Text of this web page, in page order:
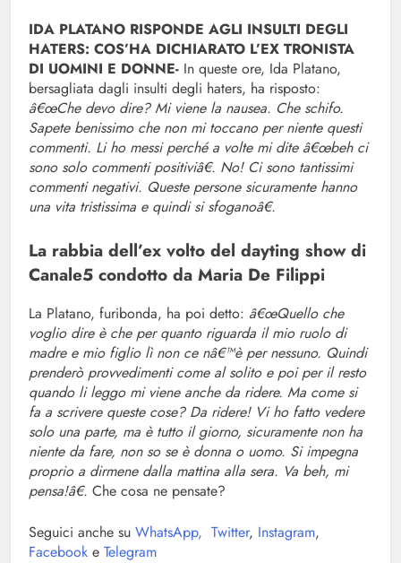
IDA PLATANO RISPONDE AGLI INSULTI DEGLI
HATERS: COS’HA DICHIARATO L’EX TRONISTA
DI UOMINI E DONNE- In queste ore, Ida Platano,
bersagliata dagli insulti degli haters, ha risposto:
â€œChe devo dire? Mi viene la nausea. Che schifo.
Sapete benissimo che non mi toccano per niente questi
commenti. Li ho messi perché a volte mi dite â€œbeh ci
sono solo commenti positiviâ€. No! Ci sono tantissimi
commenti negativi. Queste persone sicuramente hanno
una vita tristissima e quindi si sfoganoâ€.
La rabbia dell’ex volto del dayting show di
Canale5 condotto da Maria De Filippi
La Platano, furibonda, ha poi detto: â€œQuello che
voglio dire è che per quanto riguarda il mio ruolo di
madre e mio figlio lì non ce nâ€™è per nessuno. Quindi
prenderò provvedimenti come al solito e poi per il resto
quando li leggo mi viene anche da ridere. Ma come si
fa a scrivere queste cose? Da ridere! Vi ho fatto vedere
solo una parte, ma è tutto il giorno, sicuramente non ha
niente da fare, non so se è donna o uomo. Si impegna
proprio a dirmene dalla mattina alla sera. Va beh, mi
pensa!â€. Che cosa ne pensate?
Seguici anche su WhatsApp, Twitter, Instagram,
Facebook e Telegram